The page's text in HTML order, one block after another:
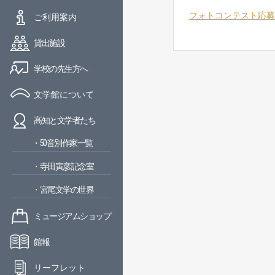
ご利用案内
貸出施設
学校の先生方へ
文学館について
高知と文学者たち
・50音別作家一覧
・寺田寅彦記念室
・宮尾文学の世界
ミュージアムショップ
館報
リーフレット
フォトコンテスト応